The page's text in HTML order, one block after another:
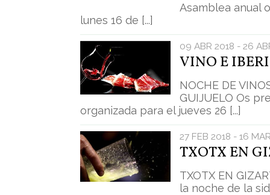
Asamblea anual
lunes 16 de [...]
09 ABR 2018 - 26
VINO E
NOCHE DE
GUIJUELO Os
organizada para el jueves 26 [...]
27 FEB 2018 - 16
TXOTX EN
TXOTX EN
la noche de la